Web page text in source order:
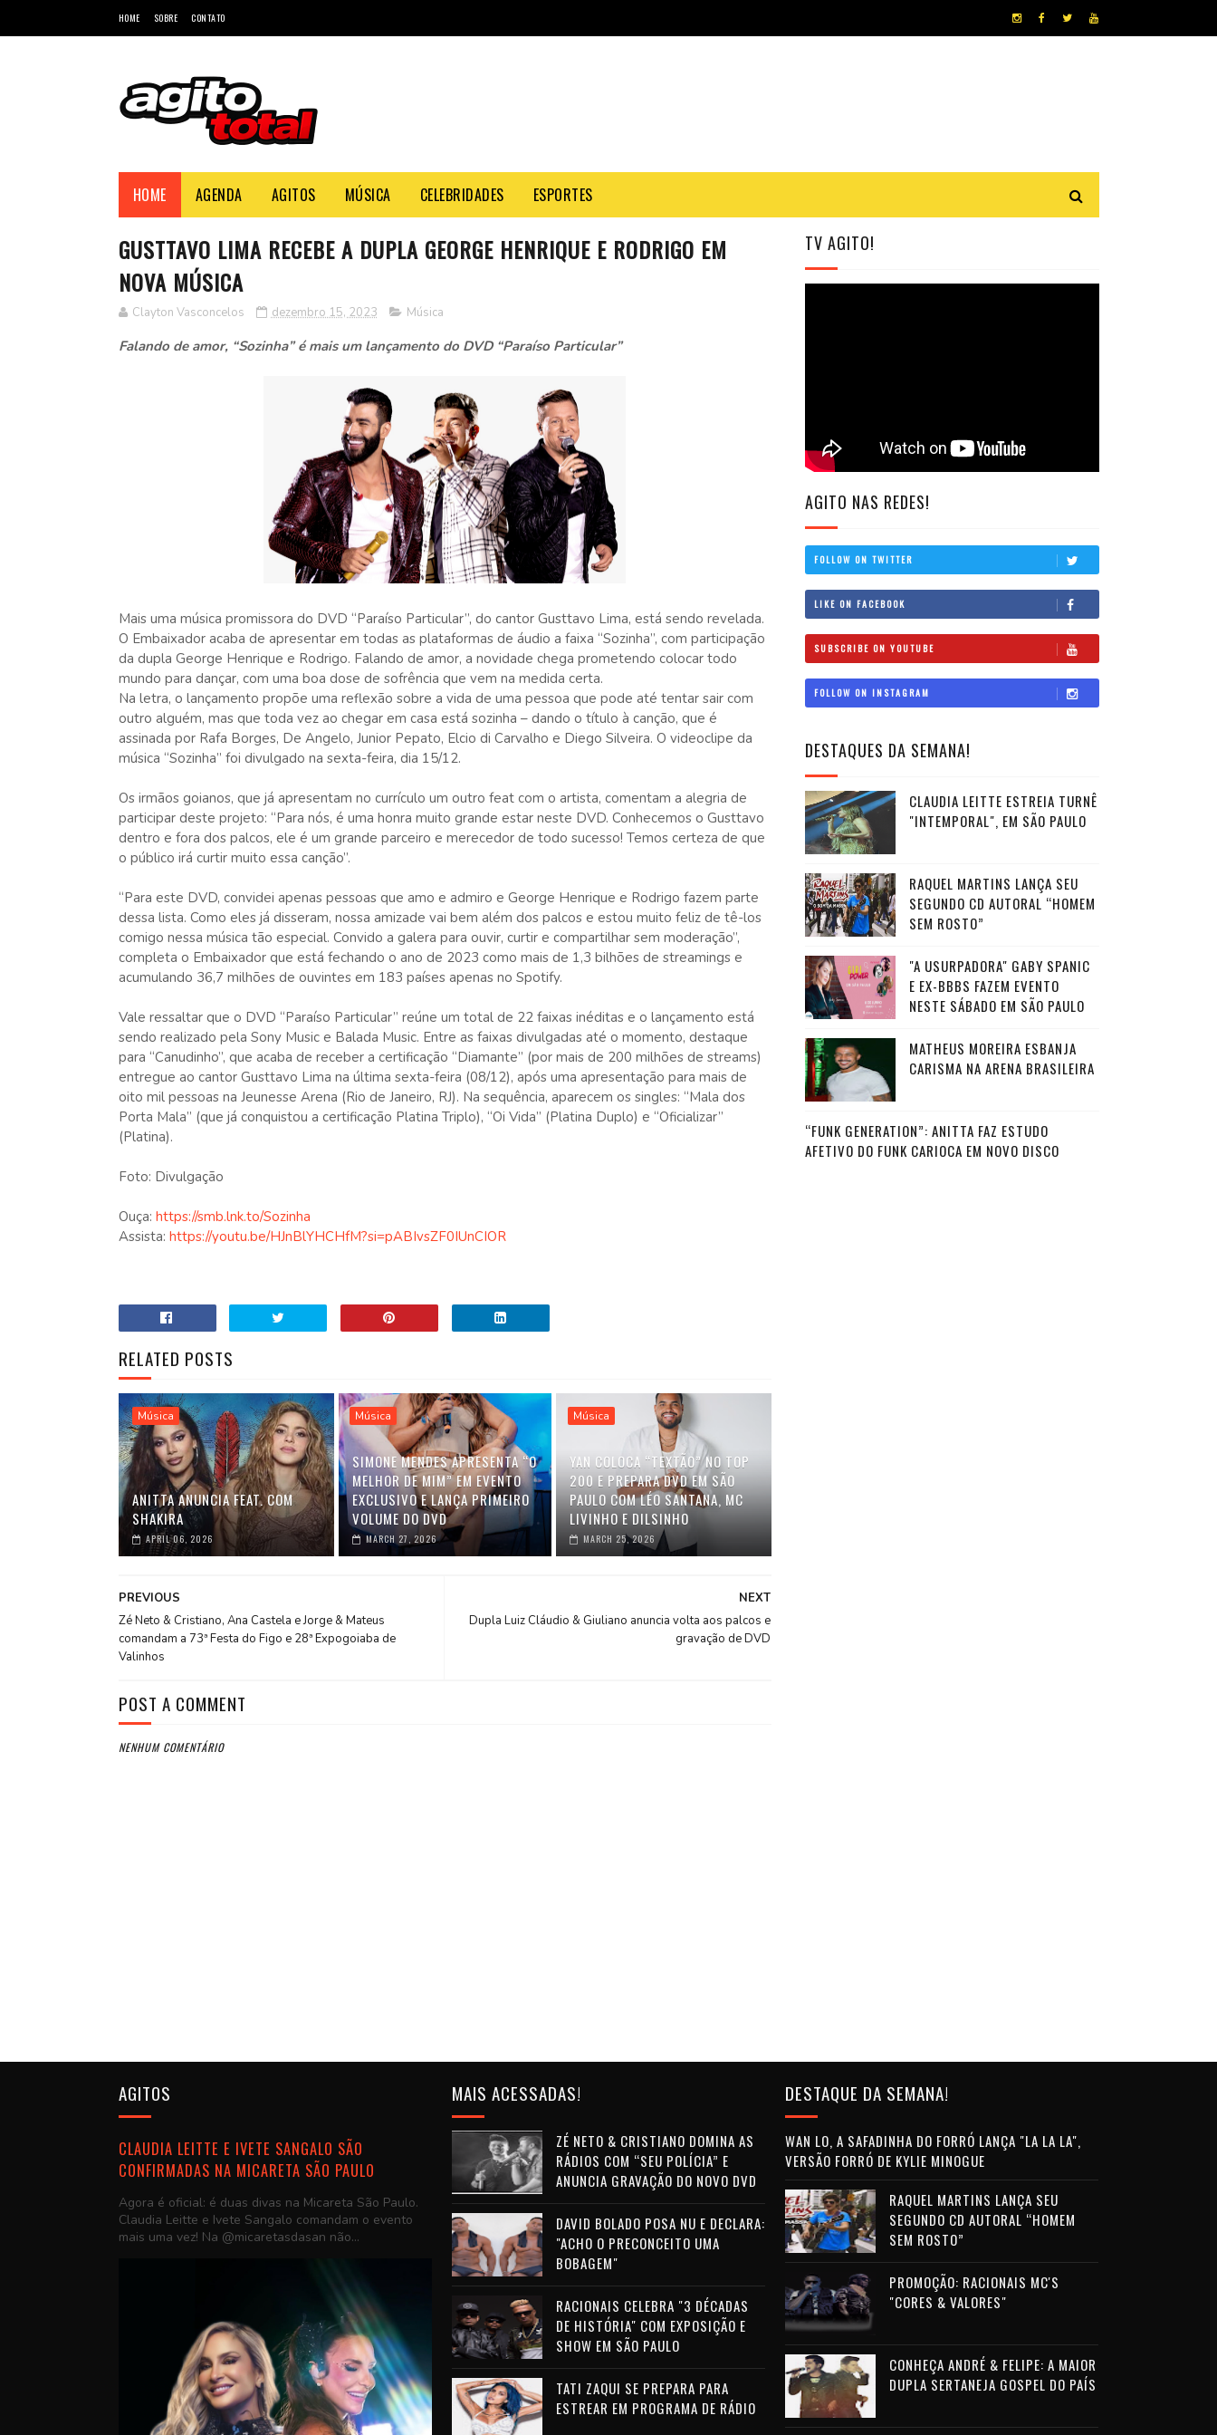
HOME SOBRE CONTATO
HOME AGENDA AGITOS MÚSICA CELEBRIDADES ESPORTES
GUSTTAVO LIMA RECEBE A DUPLA GEORGE HENRIQUE E RODRIGO EM
NOVA MÚSICA
Clayton Vasconcelos dezembro 15, 2023 Música
Falando de amor, “Sozinha” é mais um lançamento do DVD “Paraíso Particular”
Mais uma música promissora do DVD “Paraíso Particular”, do cantor Gusttavo Lima, está sendo revelada.
O Embaixador acaba de apresentar em todas as plataformas de áudio a faixa “Sozinha”, com participação
da dupla George Henrique e Rodrigo. Falando de amor, a novidade chega prometendo colocar todo
mundo para dançar, com uma boa dose de sofrência que vem na medida certa.
Na letra, o lançamento propõe uma reflexão sobre a vida de uma pessoa que pode até tentar sair com
outro alguém, mas que toda vez ao chegar em casa está sozinha – dando o título à canção, que é
assinada por Rafa Borges, De Angelo, Junior Pepato, Elcio di Carvalho e Diego Silveira. O videoclipe da
música “Sozinha” foi divulgado na sexta-feira, dia 15/12.
Os irmãos goianos, que já apresentam no currículo um outro feat com o artista, comentam a alegria de
participar deste projeto: “Para nós, é uma honra muito grande estar neste DVD. Conhecemos o Gusttavo
dentro e fora dos palcos, ele é um grande parceiro e merecedor de todo sucesso! Temos certeza de que
o público irá curtir muito essa canção”.
“Para este DVD, convidei apenas pessoas que amo e admiro e George Henrique e Rodrigo fazem parte
dessa lista. Como eles já disseram, nossa amizade vai bem além dos palcos e estou muito feliz de tê-los
comigo nessa música tão especial. Convido a galera para ouvir, curtir e compartilhar sem moderação”,
completa o Embaixador que está fechando o ano de 2023 como mais de 1,3 bilhões de streamings e
acumulando 36,7 milhões de ouvintes em 183 países apenas no Spotify.
Vale ressaltar que o DVD “Paraíso Particular” reúne um total de 22 faixas inéditas e o lançamento está
sendo realizado pela Sony Music e Balada Music. Entre as faixas divulgadas até o momento, destaque
para “Canudinho”, que acaba de receber a certificação “Diamante” (por mais de 200 milhões de streams)
entregue ao cantor Gusttavo Lima na última sexta-feira (08/12), após uma apresentação para mais de
oito mil pessoas na Jeunesse Arena (Rio de Janeiro, RJ). Na sequência, aparecem os singles: “Mala dos
Porta Mala” (que já conquistou a certificação Platina Triplo), “Oi Vida” (Platina Duplo) e “Oficializar”
(Platina).
Foto: Divulgação
Ouça: https://smb.lnk.to/Sozinha
Assista: https://youtu.be/HJnBlYHCHfM?si=pABIvsZF0IUnCIOR
RELATED POSTS
Música
ANITTA ANUNCIA FEAT. COM
SHAKIRA
APRIL 06, 2026
Música
SIMONE MENDES APRESENTA “O
MELHOR DE MIM” EM EVENTO
EXCLUSIVO E LANÇA PRIMEIRO
VOLUME DO DVD
MARCH 27, 2026
Música
YAN COLOCA “TEXTÃO” NO TOP
200 E PREPARA DVD EM SÃO
PAULO COM LÉO SANTANA, MC
LIVINHO E DILSINHO
MARCH 25, 2026
NEXT
Dupla Luiz Cláudio & Giuliano anuncia volta aos palcos e
gravação de DVD
PREVIOUS
Zé Neto & Cristiano, Ana Castela e Jorge & Mateus
comandam a 73ª Festa do Figo e 28ª Expogoiaba de
Valinhos
POST A COMMENT
NENHUM COMENTÁRIO
TV AGITO!
AGITO NAS REDES!
FOLLOW ON TWITTER
LIKE ON FACEBOOK
SUBSCRIBE ON YOUTUBE
FOLLOW ON INSTAGRAM
DESTAQUES DA SEMANA!
CLAUDIA LEITTE ESTREIA TURNÊ
"INTEMPORAL", EM SÃO PAULO
RAQUEL MARTINS LANÇA SEU
SEGUNDO CD AUTORAL “HOMEM
SEM ROSTO”
"A USURPADORA" GABY SPANIC
E EX-BBBS FAZEM EVENTO
NESTE SÁBADO EM SÃO PAULO
MATHEUS MOREIRA ESBANJA
CARISMA NA ARENA BRASILEIRA
“FUNK GENERATION”: ANITTA FAZ ESTUDO
AFETIVO DO FUNK CARIOCA EM NOVO DISCO
AGITOS
CLAUDIA LEITTE E IVETE SANGALO SÃO
CONFIRMADAS NA MICARETA SÃO PAULO
Agora é oficial: é duas divas na Micareta São Paulo.
Claudia Leitte e Ivete Sangalo comandam o evento
mais uma vez! Na @micaretasdasan não...
MAIS ACESSADAS!
ZÉ NETO & CRISTIANO DOMINA AS
RÁDIOS COM “SEU POLÍCIA” E
ANUNCIA GRAVAÇÃO DO NOVO DVD
DAVID BOLADO POSA NU E DECLARA:
"ACHO O PRECONCEITO UMA
BOBAGEM"
RACIONAIS CELEBRA "3 DÉCADAS
DE HISTÓRIA" COM EXPOSIÇÃO E
SHOW EM SÃO PAULO
TATI ZAQUI SE PREPARA PARA
ESTREAR EM PROGRAMA DE RÁDIO
DESTAQUE DA SEMANA!
WAN LO, A SAFADINHA DO FORRÓ LANÇA "LA LA LA",
VERSÃO FORRÓ DE KYLIE MINOGUE
RAQUEL MARTINS LANÇA SEU
SEGUNDO CD AUTORAL “HOMEM
SEM ROSTO”
PROMOÇÃO: RACIONAIS MC'S
"CORES & VALORES"
CONHEÇA ANDRÉ & FELIPE: A MAIOR
DUPLA SERTANEJA GOSPEL DO PAÍS